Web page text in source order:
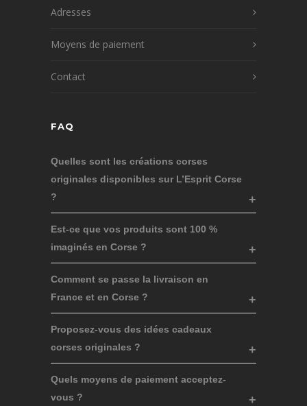
Adresses
Moyens de paiement
Contact
FAQ
Quelles sont les créations corses
originales disponibles sur L’Esprit Corse
?
Est-ce que vos produits sont 100 %
imaginés en Corse ?
Comment se passe la livraison en
France et en Corse ?
Proposez-vous des idées cadeaux
corses originales ?
Quels moyens de paiement acceptez-
vous ?